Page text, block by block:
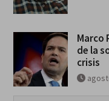
Marco
de la
crisis